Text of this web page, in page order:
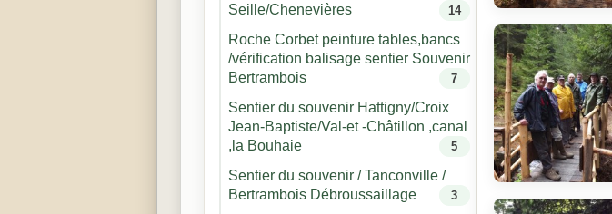
Seille/Chenevières
14
Roche Corbet peinture tables,bancs
/vérification balisage sentier Souvenir
Bertrambois
7
Sentier du souvenir Hattigny/Croix
Jean-Baptiste/Val-et -Châtillon ,canal
,la Bouhaie
5
Sentier du souvenir / Tanconville /
Bertrambois Débroussaillage
3